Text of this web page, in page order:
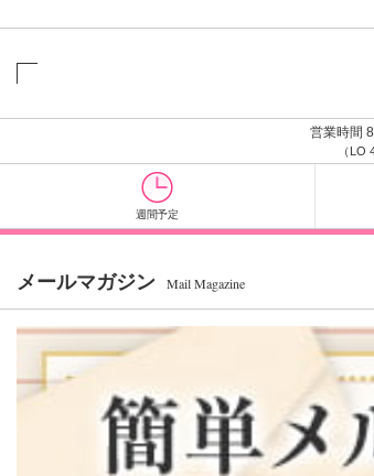
営業時間
（LO
週間予定
メールマガジン Mail Magazine